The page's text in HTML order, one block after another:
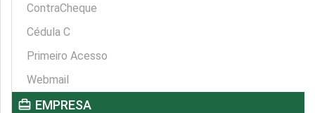
ContraCheque
Cédula C
Primeiro Acesso
Webmail
card_travel EMPRESA